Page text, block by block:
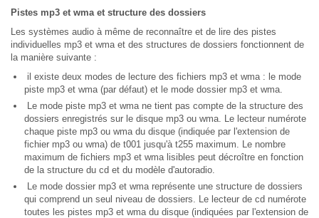
Pistes mp3 et wma et structure des dossiers
Les systèmes audio à même de reconnaître et de lire des pistes
individuelles mp3 et wma et des structures de dossiers fonctionnent de
la manière suivante :
il existe deux modes de lecture des fichiers mp3 et wma : le mode
piste mp3 et wma (par défaut) et le mode dossier mp3 et wma.
Le mode piste mp3 et wma ne tient pas compte de la structure des
dossiers enregistrés sur le disque mp3 ou wma. Le lecteur numérote
chaque piste mp3 ou wma du disque (indiquée par l'extension de
fichier mp3 ou wma) de t001 jusqu'à t255 maximum. Le nombre
maximum de fichiers mp3 et wma lisibles peut décroître en fonction
de la structure du cd et du modèle d'autoradio.
Le mode dossier mp3 et wma représente une structure de dossiers
qui comprend un seul niveau de dossiers. Le lecteur de cd numérote
toutes les pistes mp3 et wma du disque (indiquées par l'extension de